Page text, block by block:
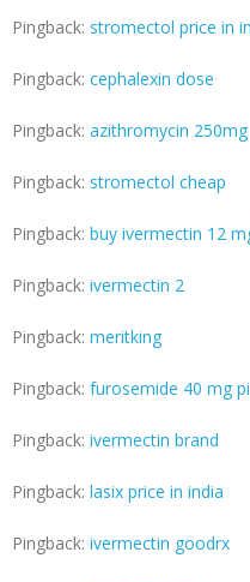
Pingback: stromectol price in
Pingback: cephalexin dose
Pingback: azithromycin 250mg
Pingback: stromectol cheap
Pingback: buy ivermectin 12
Pingback: ivermectin 2
Pingback: meritking
Pingback: furosemide 40 mg
Pingback: ivermectin brand
Pingback: lasix price in india
Pingback: ivermectin goodrx